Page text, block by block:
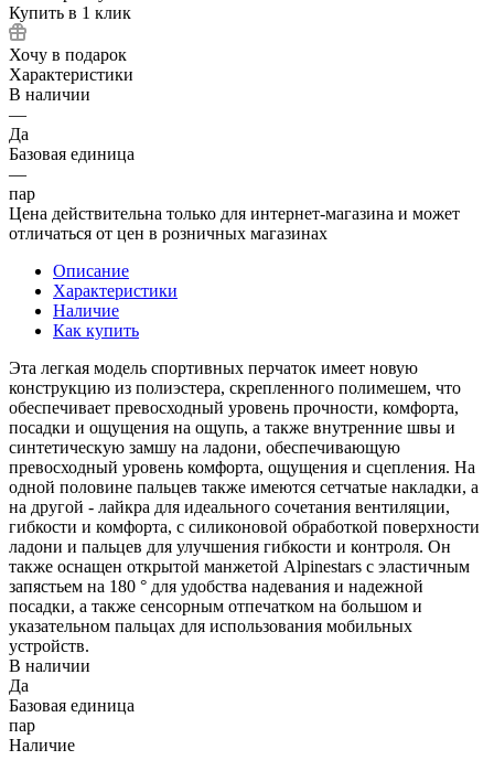
Купить в 1 клик
Хочу в подарок
Характеристики
В наличии
—
Да
Базовая единица
—
пар
Цена действительна только для интернет-магазина и может
отличаться от цен в розничных магазинах
Описание
Характеристики
Наличие
Как купить
Эта легкая модель спортивных перчаток имеет новую
конструкцию из полиэстера, скрепленного полимешем, что
обеспечивает превосходный уровень прочности, комфорта,
посадки и ощущения на ощупь, а также внутренние швы и
синтетическую замшу на ладони, обеспечивающую
превосходный уровень комфорта, ощущения и сцепления. На
одной половине пальцев также имеются сетчатые накладки, а
на другой - лайкра для идеального сочетания вентиляции,
гибкости и комфорта, с силиконовой обработкой поверхности
ладони и пальцев для улучшения гибкости и контроля. Он
также оснащен открытой манжетой Alpinestars с эластичным
запястьем на 180 ° для удобства надевания и надежной
посадки, а также сенсорным отпечатком на большом и
указательном пальцах для использования мобильных
устройств.
В наличии
Да
Базовая единица
пар
Наличие